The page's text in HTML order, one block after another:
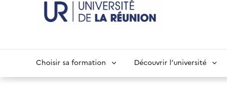
Choisir sa formation Découvrir l’université